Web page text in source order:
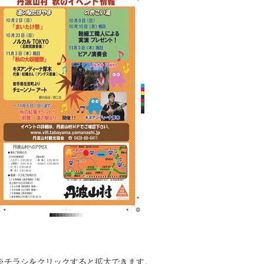
シをクリックすると拡大できます。